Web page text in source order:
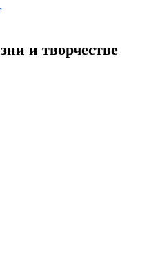
и творчестве